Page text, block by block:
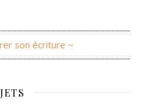
son écriture ~